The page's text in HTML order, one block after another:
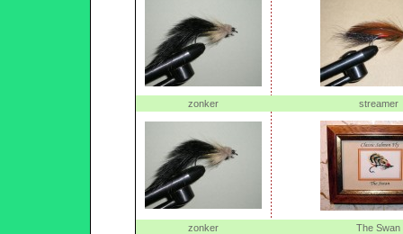
zonker streamer
zonker The Swan